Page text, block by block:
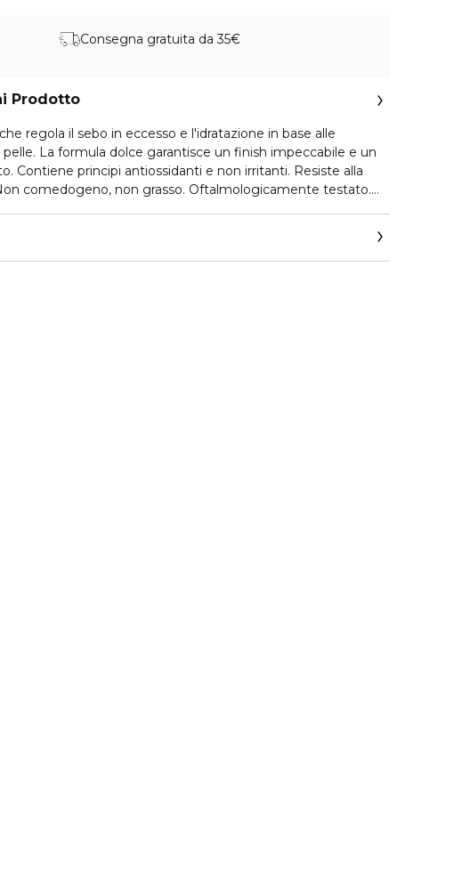
Consegna gratuita da 35€
Prodotto
regola il sebo in eccesso e l'idratazione in base alle
impeccabile e un
Contiene principi antiossidanti e non irritanti. Resiste alla
comedogeno, non grasso. Oftalmologicamente testato.